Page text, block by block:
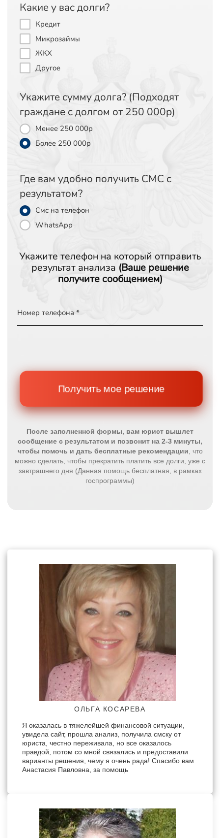
Какие у вас долги?
Кредит
Микрозаймы
ЖКХ
Другое
Укажите сумму долга? (Подходят
граждане с долгом от 250 000р)
Менее 250 000р
Более 250 000р
Где вам удобно получить СМС c
результатом?
Смс на телефон
WhatsApp
Укажите телефон на который отправить
результат анализа (Ваше решение
получите сообщением)
Номер телефона *
Получить мое решение
После заполненной формы, вам юрист вышлет
сообщение с результатом и позвонит на 2-3 минуты,
чтобы помочь и дать бесплатные рекомендации, что
можно сделать, чтобы прекратить платить все долги, уже с
завтрашнего дня (Данная помощь бесплатная, в рамках
госпрограммы)
ОЛЬГА КОСАРЕВА
Я оказалась в тяжелейшей финансовой ситуации,
увидела сайт, прошла анализ, получила смску от
юриста, честно переживала, но все оказалось
правдой, потом со мной связались и предоставили
варианты решения, чему я очень рада! Спасибо вам
Анастасия Павловна, за помощь